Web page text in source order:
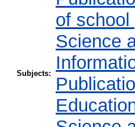
Subjects:
of school
Science